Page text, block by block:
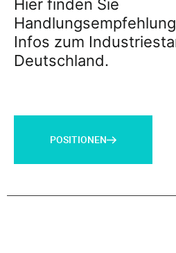
Hier finden Sie
Infos zum
Deutschland.
POSITIONEN